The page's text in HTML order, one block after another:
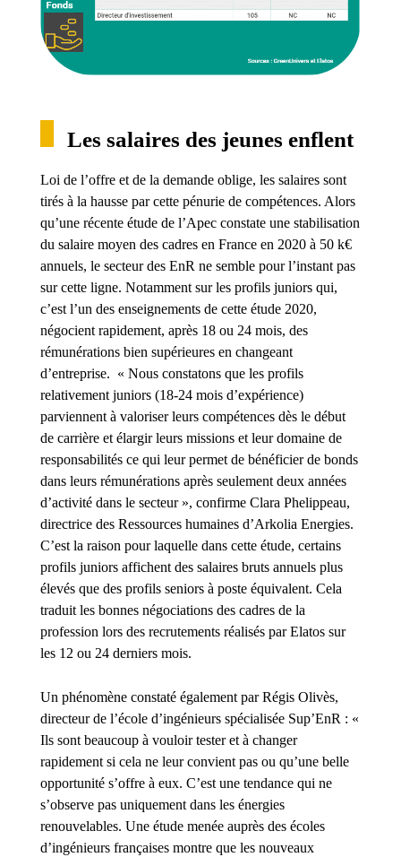
Les salaires des jeunes enflent
Loi de l’offre et de la demande oblige, les salaires sont
tirés à la hausse par cette pénurie de compétences. Alors
qu’une récente étude de l’Apec constate une stabilisation
du salaire moyen des cadres en France en 2020 à 50 k€
annuels, le secteur des EnR ne semble pour l’instant pas
sur cette ligne. Notamment sur les profils juniors qui,
c’est l’un des enseignements de cette étude 2020,
négocient rapidement, après 18 ou 24 mois, des
rémunérations bien supérieures en changeant
d’entreprise. « Nous constatons que les profils
relativement juniors (18-24 mois d’expérience)
parviennent à valoriser leurs compétences dès le début
de carrière et élargir leurs missions et leur domaine de
responsabilités ce qui leur permet de bénéficier de bonds
dans leurs rémunérations après seulement deux années
d’activité dans le secteur », confirme Clara Phelippeau,
directrice des Ressources humaines d’Arkolia Energies.
C’est la raison pour laquelle dans cette étude, certains
profils juniors affichent des salaires bruts annuels plus
élevés que des profils seniors à poste équivalent. Cela
traduit les bonnes négociations des cadres de la
profession lors des recrutements réalisés par Elatos sur
les 12 ou 24 derniers mois.
Un phénomène constaté également par Régis Olivès,
directeur de l’école d’ingénieurs spécialisée Sup’EnR : «
Ils sont beaucoup à vouloir tester et à changer
rapidement si cela ne leur convient pas ou qu’une belle
opportunité s’offre à eux. C’est une tendance qui ne
s’observe pas uniquement dans les énergies
renouvelables. Une étude menée auprès des écoles
d’ingénieurs françaises montre que les nouveaux